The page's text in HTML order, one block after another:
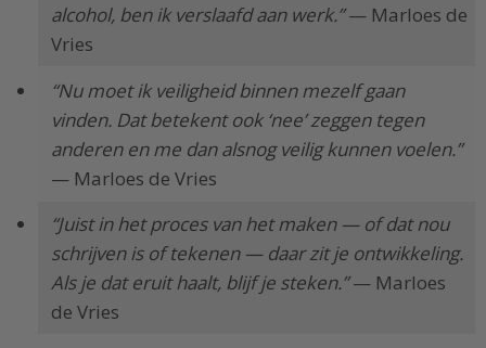
alcohol, ben ik verslaafd aan werk.”— Marloes de
Vries
“Nu moet ik veiligheid binnen mezelf gaan
vinden. Dat betekent ook ‘nee’ zeggen tegen
anderen en me dan alsnog veilig kunnen voelen.”
— Marloes de Vries
“Juist in het proces van het maken — of dat nou
schrijven is of tekenen — daar zit je ontwikkeling.
Als je dat eruit haalt, blijf je steken.”— Marloes
de Vries